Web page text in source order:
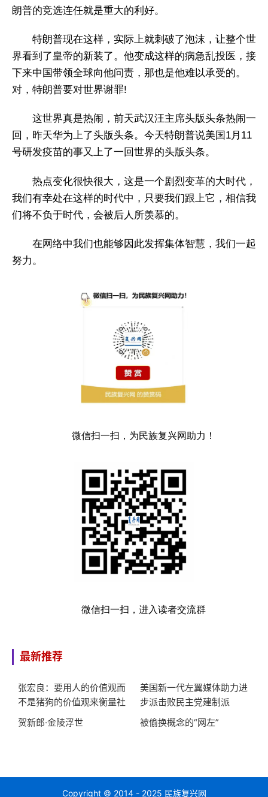
朗普的竞选连任就是重大的利好。
特朗普现在这样，实际上就刺破了泡沫，让整个世
界看到了皇帝的新装了。他变成这样的病急乱投医，接
下来中国带领全球向他问责，那也是他难以承受的。
对，特朗普要对世界谢罪!
这世界真是热闹，前天武汉汪主席头版头条热闹一
回，昨天华为上了头版头条。今天特朗普说美国1月11
号研发疫苗的事又上了一回世界的头版头条。
热点变化很快很大，这是一个剧烈变革的大时代，
我们有幸处在这样的时代中，只要我们跟上它，相信我
们将不负于时代，会被后人所羡慕的。
在网络中我们也能够因此发挥集体智慧，我们一起
努力。
微信扫一扫，为民族复兴网助力！
微信扫一扫，进入读者交流群
最新推荐
张宏良：要用人的价值观而
不是猪狗的价值观来衡量社
会
美国新一代左翼媒体助力进
步派击败民主党建制派
贺新郎·金陵浮世
被偷换概念的“网左”
Copyright © 2014 - 2025 民族复兴网